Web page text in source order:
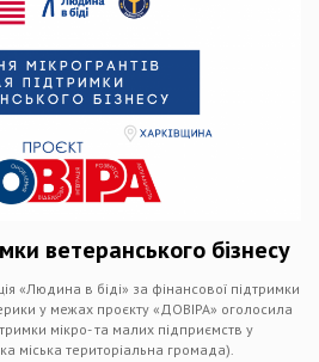
ветеранського бізнесу
«Людина в біді» за фінансової підтримки
у межах проєкту «ДОВІРА» оголосила
мікро- та малих підприємств у
міська територіальна громада).